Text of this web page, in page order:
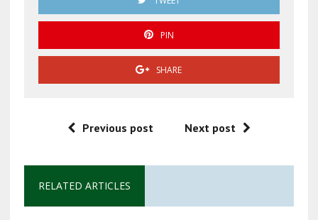
PIN
SHARE
Previous post Next post
RELATED ARTICLES